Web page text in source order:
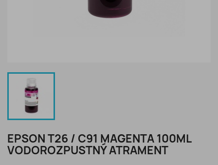
EPSON T26 / C91 MAGENTA 100ML
VODOROZPUSTNÝ ATRAMENT